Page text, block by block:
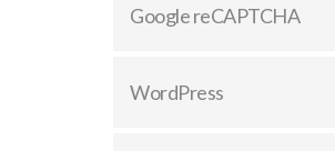
Google reCAPTCHA
WordPress